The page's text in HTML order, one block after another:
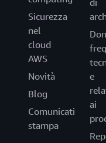
Sicurezza
nel
cloud
AWS
Novità
Blog
Comunicati
stampa
di
e
ai